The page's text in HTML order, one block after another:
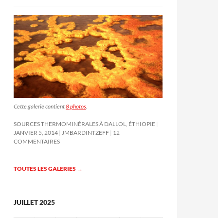
Cette galerie contient8 photos
SOURCES THERMOMINÉRALES À DALLOL, ÉTHIOPIE
JANVIER 5, 2014
JMBARDINTZEFF 12
COMMENTAIRES
TOUTES LES GALERIES →
JUILLET 2025